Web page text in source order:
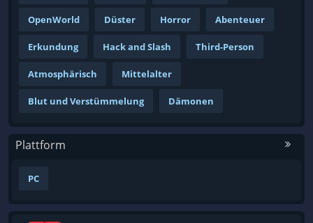
OpenWorld Düster Horror Abenteuer
Erkundung Hack and Slash Third-Person
Atmosphärisch Mittelalter
Blut und Verstümmelung Dämonen
Plattform
PC